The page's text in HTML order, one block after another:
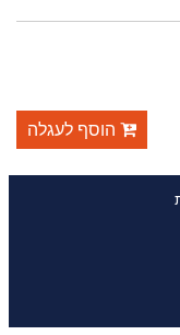
הוסף לעגלה